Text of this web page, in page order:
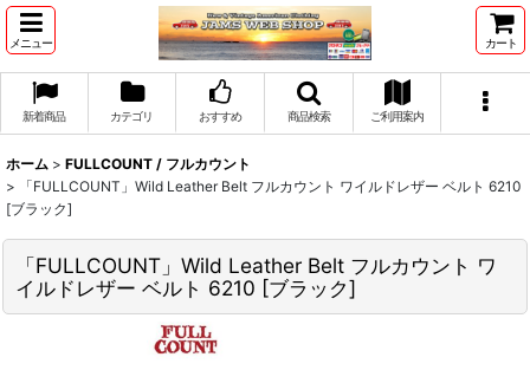
メニュー カート
新着商品 カテゴリ おすすめ 商品検索 ご利用案内
ホーム > FULLCOUNT / フルカウント
>
「FULLCOUNT」Wild Leather Belt フルカウント ワイルドレザー ベルト 6210
[ブラック]
「FULLCOUNT」Wild Leather Belt フルカウント ワ
イルドレザー ベルト 6210 [ブラック]